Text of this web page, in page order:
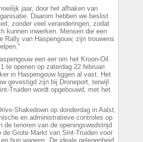
jaar, door het afhaken van
Daarom hebben we beslist
zonder veel veranderingen, zodat
kunnen inwerken. Mensen die een
Rally van Haspengouw, zijn trouwens
een eer om het Kroon-Oil
te openen op zaterdag 22 februari
in Haspengouw liggen al vast. Het
gevestigd zijn bij Droneport, terwijl
Truiden wordt opgebouwd, met het
Shakedown op donderdag in Aalst,
en administratieve controles op
de tenoren van de openingswedstrijd
Grote Markt van Sint-Truiden voor
hun wagens. De ideale gelegenheid